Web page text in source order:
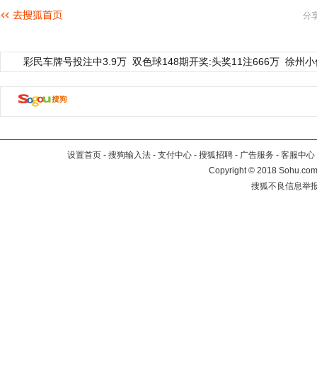
分
彩民车牌号投注中3.9万 双色球148期开奖:头奖11注666万 徐州
设置首页 - 搜狗输入法 - 支付中心 - 搜狐招聘 - 广告服务 - 客服中心
Copyright©2018
搜狐不良信息举